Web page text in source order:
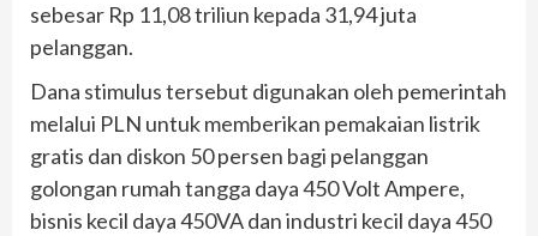
sebesar Rp 11,08 triliun kepada 31,94 juta
pelanggan.
Dana stimulus tersebut digunakan oleh pemerintah
melalui PLN untuk memberikan pemakaian listrik
gratis dan diskon 50 persen bagi pelanggan
golongan rumah tangga daya 450 Volt Ampere,
bisnis kecil daya 450VA dan industri kecil daya 450